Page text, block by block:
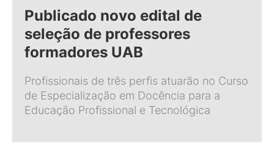
Publicado novo edital de
seleção de professores
formadores UAB
Profissionais de três perfis atuarão no Curso
de Especialização em Docência para a
Educação Profissional e Tecnológica